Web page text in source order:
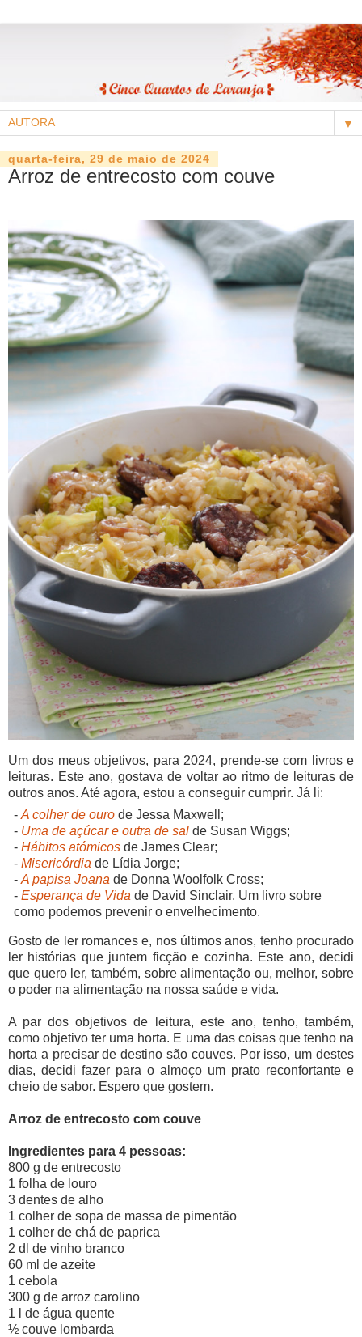
▼
quarta-feira, 29 de maio de 2024
Arroz de entrecosto com couve
Um dos meus objetivos, para 2024, prende-se com livros e
leituras. Este ano, gostava de voltar ao ritmo de leituras de
outros anos. Até agora, estou a conseguir cumprir. Já li:
- A colher de ouro de Jessa Maxwell;
- Uma de açúcar e outra de sal de Susan Wiggs;
- Hábitos atómicos de James Clear;
- Misericórdia de Lídia Jorge;
- A papisa Joana de Donna Woolfolk Cross;
- Esperança de Vida de David Sinclair. Um livro sobre
como podemos prevenir o envelhecimento.
Gosto de ler romances e, nos últimos anos, tenho procurado
ler histórias que juntem ficção e cozinha. Este ano, decidi
que quero ler, também, sobre alimentação ou, melhor, sobre
o poder na alimentação na nossa saúde e vida.
A par dos objetivos de leitura, este ano, tenho, também,
como objetivo ter uma horta. E uma das coisas que tenho na
horta a precisar de destino são couves. Por isso, um destes
dias, decidi fazer para o almoço um prato reconfortante e
cheio de sabor. Espero que gostem.
Arroz de entrecosto com couve
Ingredientes para 4 pessoas:
800 g de entrecosto
1 folha de louro
3 dentes de alho
1 colher de sopa de massa de pimentão
1 colher de chá de paprica
2 dl de vinho branco
60 ml de azeite
1 cebola
300 g de arroz carolino
1 l de água quente
½ couve lombarda